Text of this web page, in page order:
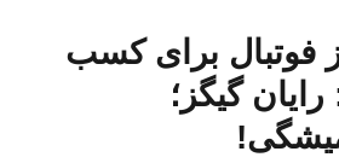
فوتبال برای کسب
(۱۳۰): رایان گیگز؛